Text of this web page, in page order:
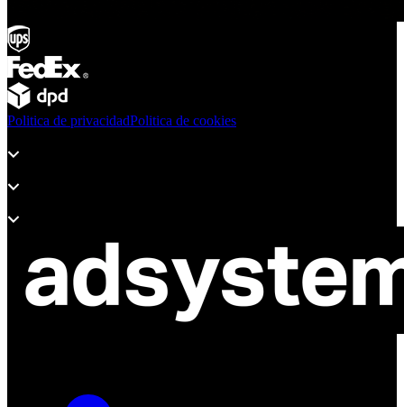
Politica de privacidadPolitica de cookies